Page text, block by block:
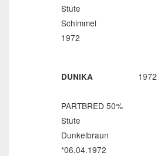
Stute
Schimmel
1972
DUNIKA
PARTBRED 50%
Stute
Dunkelbraun
*06.04.1972
1972